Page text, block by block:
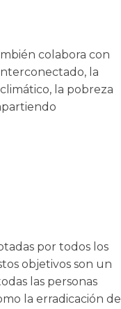
colabora con
la
la pobreza
por todos los
objetivos son un
las personas
la erradicación de